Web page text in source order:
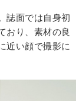
誌面では自身初
おり、素材の良
近い顔で撮影に